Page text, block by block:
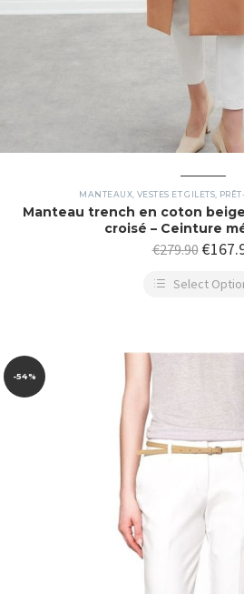
MANTEAUX, VESTES ET GILETS
Manteau trench en coton
croisé – Ceinture
€279.90 €
Select
-54%